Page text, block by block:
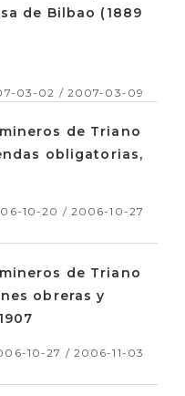
de Bilbao (1889
03-02 / 2007-03-09
de Triano
obligatorias,
10-20 / 2006-10-27
de Triano
obreras y
10-27 / 2006-11-03